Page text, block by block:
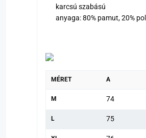
karcsú szabású
anyaga: 80% pamut, 20%
MÉRET A
M 74
L 75